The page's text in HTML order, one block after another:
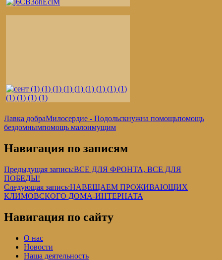
Лавка добраМилосердие - Подольскнужна помощьпомощь
бездомнымпомощь малоимущим
Навигация по записям
Предыдущая запись:ВСЕ ДЛЯ ФРОНТА, ВСЕ ДЛЯ
ПОБЕДЫ!
Следующая запись:НАВЕЩАЕМ ПРОЖИВАЮЩИХ
КЛИМОВСКОГО ДОМА-ИНТЕРНАТА
Навигация по сайту
О нас
Новости
Наша деятельность